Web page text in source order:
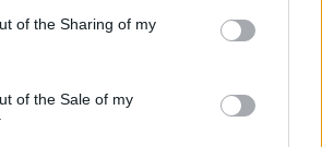
of the Sharing of my
of the Sale of my
ndaj të treve